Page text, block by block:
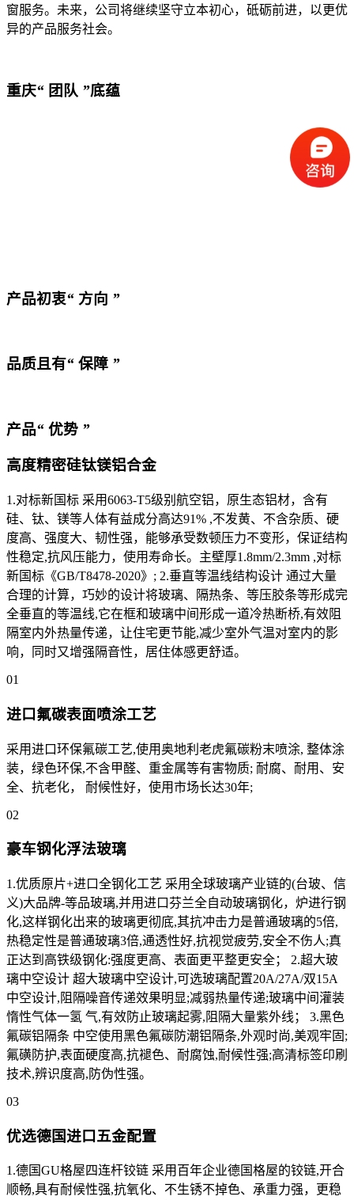
窗服务。未来，公司将继续坚守立本初心，砥砺前进，以更优
异的产品服务社会。
重庆“ 团队 ”底蕴
产品初衷“ 方向 ”
品质且有“ 保障 ”
产品“ 优势 ”
高度精密硅钛镁铝合金
1.对标新国标 采用6063-T5级别航空铝，原生态铝材，含有
硅、钛、镁等人体有益成分高达91% ,不发黄、不含杂质、硬
度高、强度大、韧性强，能够承受数顿压力不变形，保证结构
性稳定,抗风压能力，使用寿命长。主壁厚1.8mm/2.3mm ,对标
新国标《GB/T8478-2020》; 2.垂直等温线结构设计 通过大量
合理的计算，巧妙的设计将玻璃、隔热条、等压胶条等形成完
全垂直的等温线,它在框和玻璃中间形成一道冷热断桥,有效阻
隔室内外热量传递，让住宅更节能,减少室外气温对室内的影
响，同时又增强隔音性，居住体感更舒适。
01
进口氟碳表面喷涂工艺
采用进口环保氟碳工艺,使用奥地利老虎氟碳粉末喷涂, 整体涂
装，绿色环保,不含甲醛、重金属等有害物质; 耐腐、耐用、安
全、抗老化， 耐候性好，使用市场长达30年;
02
豪车钢化浮法玻璃
1.优质原片+进口全钢化工艺 采用全球玻璃产业链的(台玻、信
义)大品牌-等品玻璃,并用进口芬兰全自动玻璃钢化，炉进行钢
化,这样钢化出来的玻璃更彻底,其抗冲击力是普通玻璃的5倍,
热稳定性是普通玻璃3倍,通透性好,抗视觉疲劳,安全不伤人;真
正达到高铁级钢化:强度更高、表面更平整更安全； 2.超大玻
璃中空设计 超大玻璃中空设计,可选玻璃配置20A/27A/双15A
中空设计,阻隔噪音传递效果明显;减弱热量传递;玻璃中间灌装
惰性气体一氢 气,有效防止玻璃起雾,阻隔大量紫外线； 3.黑色
氟碳铝隔条 中空使用黑色氟碳防潮铝隔条,外观时尚,美观牢固;
氟磺防护,表面硬度高,抗褪色、耐腐蚀,耐候性强;高清标签印刷
技术,辨识度高,防伪性强。
03
优选德国进口五金配置
1.德国GU格屋四连杆铰链 采用百年企业德国格屋的铰链,开合
顺畅,具有耐候性强,抗氧化、不生锈不掉色、承重力强，更稳